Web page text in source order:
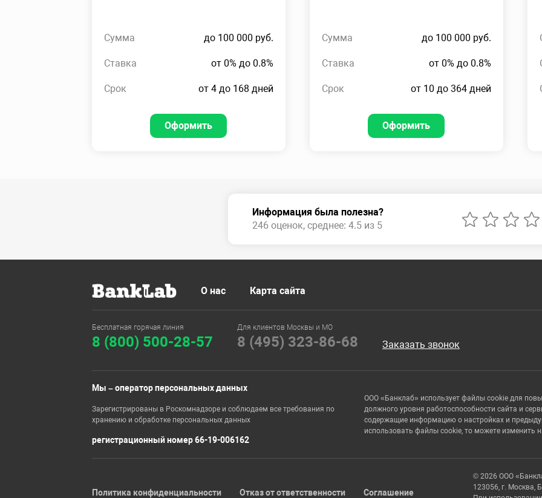
Сумма до 100 000 руб.
Ставка от 0% до 0.8%
Срок от 4 до 168 дней
Оформить
Сумма до 100 000 руб.
Ставка от 0% до 0.8%
Срок от 10 до 364 дней
Оформить
Информация была полезна?
246 оценок, среднее: 4.5 из 5
О нас Карта сайта
Бесплатная горячая линия
8 (800) 500-28-57
Для клиентов Москвы и МО
8 (495) 323-86-68 Заказать звонок
Мы – оператор персональных данных
Зарегистрированы в Роскомнадзоре и соблюдаем все требования по
хранению и обработке персональных данных
регистрационный номер 66-19-006162
ООО «Банклаб» использует файлы cookie для
должного уровня работоспособности сайта и
содержащие информацию о настройках и
использовать файлы cookie, то можете изменить
Политика конфиденциальности Отказ от ответственности Соглашение
© 2026 ООО
123056, г. Москва,